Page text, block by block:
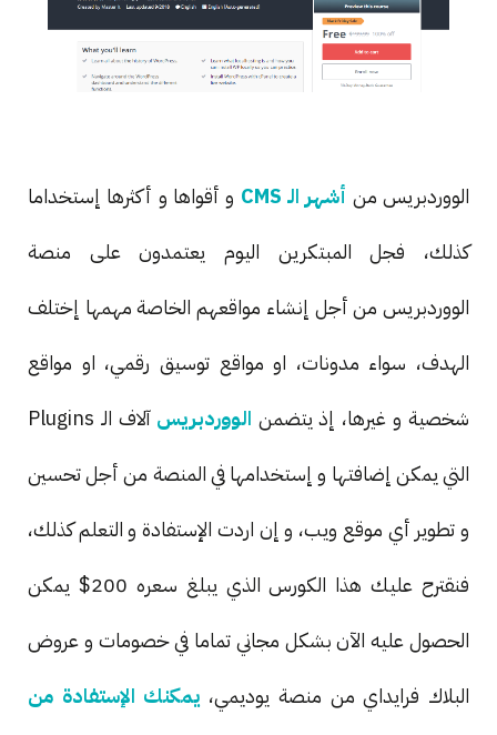
الووردبريس من أشهر الـ CMS
و أقواها و أكثرها إستخداما
كذلك، فجل المبتكرين اليوم يعتمدون على منصة
الووردبريس من أجل إنشاء مواقعهم الخاصة مهمها إختلف
الهدف، سواء مدونات، او مواقع توسيق رقمي، او مواقع
شخصية و غيرها، إذ يتضمن الووردبريس
آلاف الـ Plugins
التي يمكن إضافتها و إستخدامها في المنصة من أجل تحسين
و تطوير أي موقع ويب، و إن اردت الإستفادة و التعلم كذلك،
فنقترح عليك هذا الكورس الذي يبلغ سعره 200$ يمكن
الحصول عليه الآن بشكل مجاني تماما في خصومات و عروض
البلاك فرايداي من منصة يوديمي، يمكنك الإستفادة من